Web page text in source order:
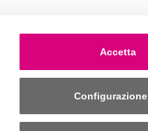
Accetta
Configurazione